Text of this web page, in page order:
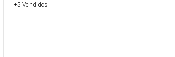
+5 Vendidos